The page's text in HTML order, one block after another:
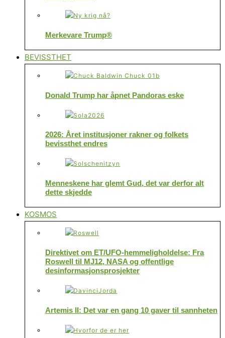
Merkevare Trump®
BEVISSTHET
Donald Trump har åpnet Pandoras eske
2026: Året institusjoner rakner og folkets
bevissthet endres
Menneskene har glemt Gud, det var derfor alt
dette skjedde
KOSMOS
Direktivet om ET/UFO-hemmeligholdelse: Fra
Roswell til MJ12, NASA og offentlige
desinformasjonsprosjekter
Artemis II: Det var en gang 10 gaver til sannheten